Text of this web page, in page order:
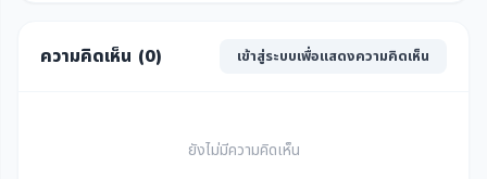
ความคิดเห็น (0) เข้าสู่ระบบเพื่อแสดงความคิดเห็น
ยังไม่มีความคิดเห็น